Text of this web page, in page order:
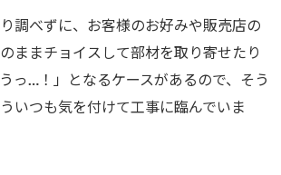
調べずに、お客様のお好みや販売店の
ままチョイスして部材を取り寄せたり
っ…！」となるケースがあるので、そう
いつも気を付けて工事に臨んでいま